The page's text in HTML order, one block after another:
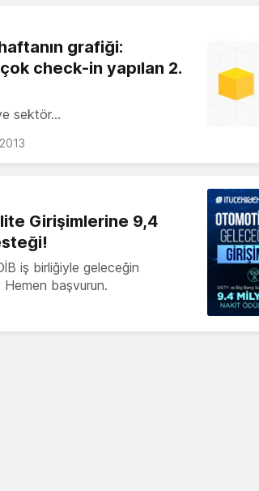
grafiği:
check-in yapılan 2.
sektör…
Girişimlerine 9,4
iş birliğiyle geleceğin
başvurun.